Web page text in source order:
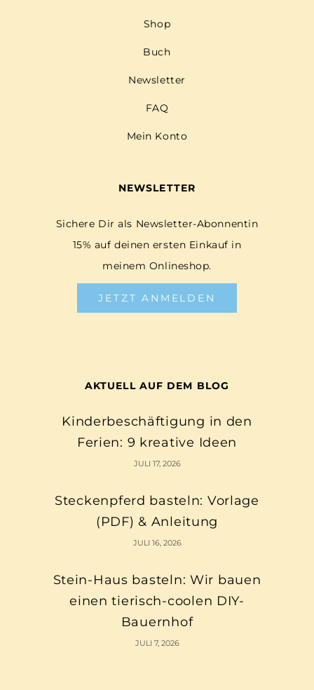
Shop
Buch
Newsletter
FAQ
Mein Konto
NEWSLETTER
Sichere Dir als Newsletter-Abonnentin
15% auf deinen ersten Einkauf in
meinem Onlineshop.
JETZT ANMELDEN
AKTUELL AUF DEM BLOG
Kinderbeschäftigung in den
Ferien: 9 kreative Ideen
JULI 17, 2026
Steckenpferd basteln: Vorlage
(PDF) & Anleitung
JULI 16, 2026
Stein-Haus basteln: Wir bauen
einen tierisch-coolen DIY-
Bauernhof
JULI 7, 2026